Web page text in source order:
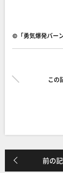
©「勇気爆発バー
この
前の